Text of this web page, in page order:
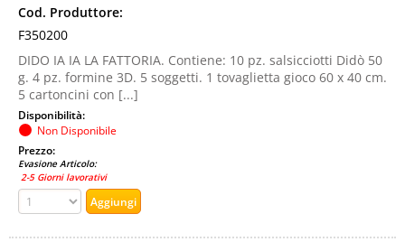
Cod. Produttore:
F350200
DIDO IA IA LA FATTORIA. Contiene: 10 pz. salsicciotti Didò 50
g. 4 pz. formine 3D. 5 soggetti. 1 tovaglietta gioco 60 x 40 cm.
5 cartoncini con [...]
Disponibilità:
Non Disponibile
Prezzo:
Evasione Articolo:
2-5 Giorni lavorativi